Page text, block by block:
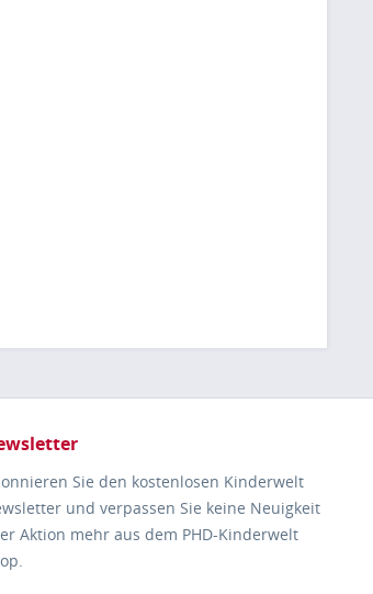
Sie den kostenlosen Kinderwelt
und verpassen Sie keine Neuigkeit
Aktion mehr aus dem PHD-Kinderwelt